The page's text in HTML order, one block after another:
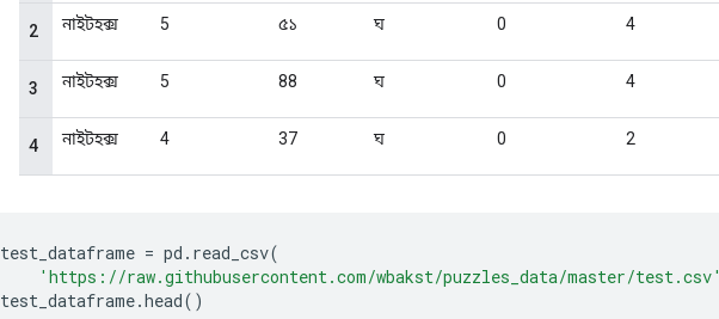
test_dataframe = pd . read_csv(
'https://raw.githubusercontent.com/wbakst/puzzles_data/master/test.csv'
test_dataframe.head()